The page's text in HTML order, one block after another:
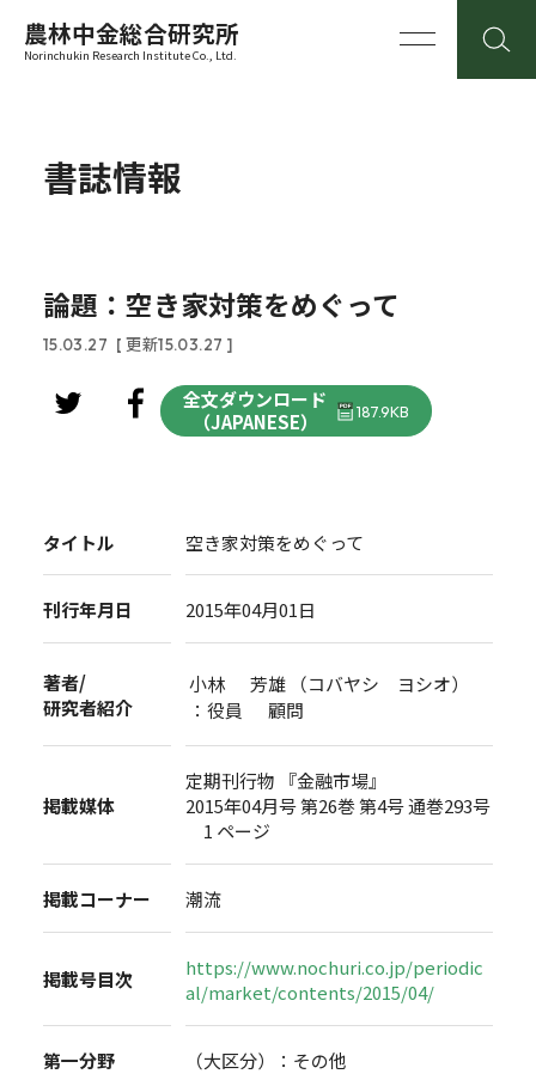
農林中金総合研究所
Norinchukin Research Institute Co., Ltd.
書誌情報
論題：空き家対策をめぐって
15.03.27 [ 更新15.03.27 ]
全文ダウンロード
（JAPANESE）
187.9KB
タイトル 空き家対策をめぐって
刊行年月日 2015年04月01日
著者/
研究者紹介
小林 芳雄 （コバヤシ ヨシオ）
：役員 顧問
掲載媒体
定期刊行物 『金融市場』
2015年04月号 第26巻 第4号 通巻293号
1 ページ
掲載コーナー 潮流
掲載号目次
https://www.nochuri.co.jp/periodic
al/market/contents/2015/04/
第一分野 （大区分）：その他